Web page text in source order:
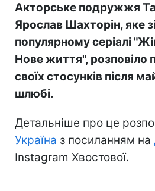
Акторське подружжя
Ярослав Шахторін, яке
популярному серіалі
Нове життя", розповіло
своїх стосунків після
шлюбі.
Детальніше про це
Україна з посиланням на
Instagram Хвостової.